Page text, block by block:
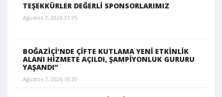
TEŞEKKÜRLER DEĞERLİ SPONSORLARIMIZ
Ağustos 7, 2026 21:35
BOĞAZİÇİ’NDE ÇİFTE KUTLAMA YENİ ETKİNLİK
ALANI HİZMETE AÇILDI, ŞAMPİYONLUK GURURU
YAŞANDI”
Ağustos 7, 2026 10:20